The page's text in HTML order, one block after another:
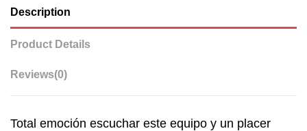
Description
Product Details
Reviews(0)
Total emoción escuchar este equipo y un placer